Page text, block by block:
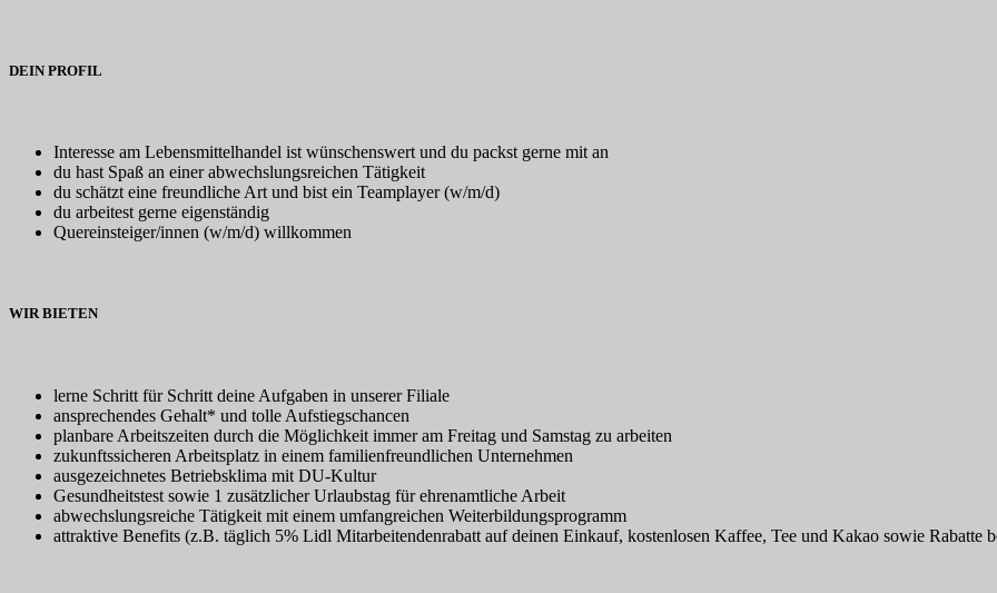
DEIN PROFIL
Interesse am Lebensmittelhandel ist wünschenswert und du packst gerne mit an
du hast Spaß an einer abwechslungsreichen Tätigkeit
du schätzt eine freundliche Art und bist ein Teamplayer (w/m/d)
du arbeitest gerne eigenständig
Quereinsteiger/innen (w/m/d) willkommen
WIR BIETEN
lerne Schritt für Schritt deine Aufgaben in unserer Filiale
ansprechendes Gehalt* und tolle Aufstiegschancen
planbare Arbeitszeiten durch die Möglichkeit immer am Freitag und Samstag zu arbeiten
zukunftssicheren Arbeitsplatz in einem familienfreundlichen Unternehmen
ausgezeichnetes Betriebsklima mit DU-Kultur
Gesundheitstest sowie 1 zusätzlicher Urlaubstag für ehrenamtliche Arbeit
abwechslungsreiche Tätigkeit mit einem umfangreichen Weiterbildungsprogramm
attraktive Benefits (z.B. täglich 5% Lidl Mitarbeitendenrabatt auf deinen Einkauf, kostenlosen Kaffee, Tee und Kakao sowie Rabatte